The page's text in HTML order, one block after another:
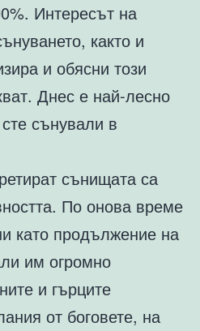
Интересът на
както и
и обясни този
Днес е най-лесно
сънували в
сънищата са
По онова време
като продължение на
им огромно
и гърците
от боговете, на